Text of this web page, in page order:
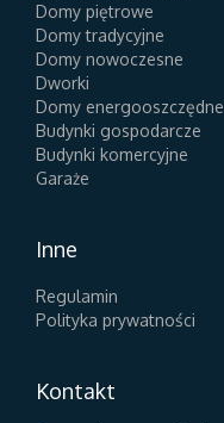
Domy piętrowe
Domy tradycyjne
Domy nowoczesne
Dworki
Domy energooszczędne
Budynki gospodarcze
Budynki komercyjne
Garaże
Inne
Regulamin
Polityka prywatności
Kontakt